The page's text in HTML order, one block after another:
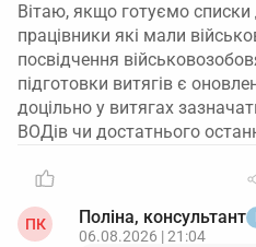
Вітаю, якщо готуємо списки
працівники які мали
посвідчення
підготовки витягів є
доцільно у витягах
ВОДів чи достатнього
ПК Поліна, консультант
06.08.2026 | 21:04